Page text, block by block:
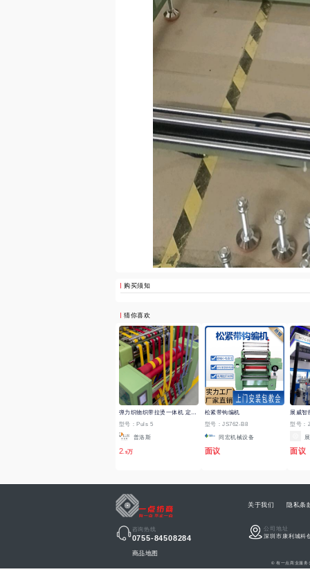
购买须知
猜你喜欢
型号：Puls 5
普洛斯
2 .9
松紧带钩编机
型号：JS762-B8
同宏机械设备
面议
型号：
面议
咨询热线
0755-84508284
商品地图
关于我们 隐私条
公司地址
深圳市康利城科
© 有一点商业服